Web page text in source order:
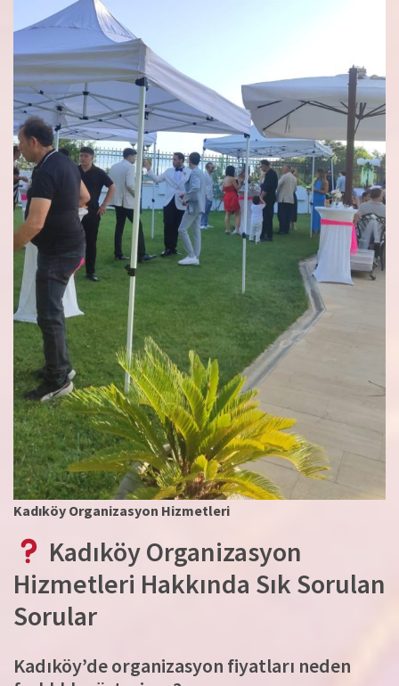
Kadıköy Organizasyon Hizmetleri
Kadıköy Organizasyon
Hizmetleri Hakkında Sık Sorulan
Sorular
Kadıköy’de organizasyon fiyatları neden